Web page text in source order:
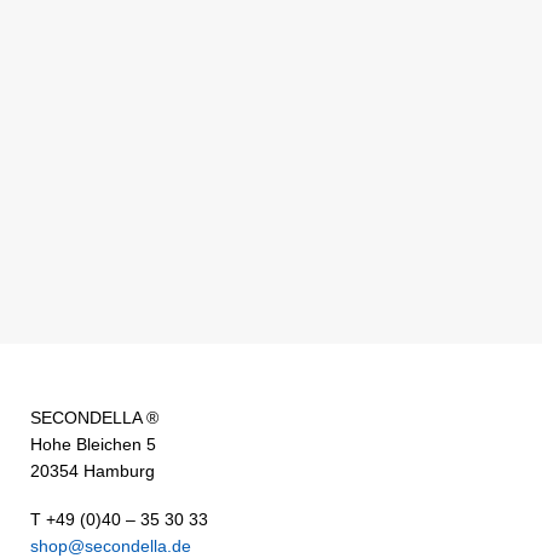
SECONDELLA ®
Hohe Bleichen 5
20354 Hamburg
T +49 (0)40 – 35 30 33
shop@secondella.de